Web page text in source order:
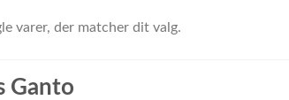
varer, der matcher dit valg.
Ganto